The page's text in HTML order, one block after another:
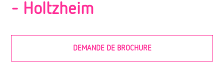
- Holtzheim
DEMANDE DE BROCHURE